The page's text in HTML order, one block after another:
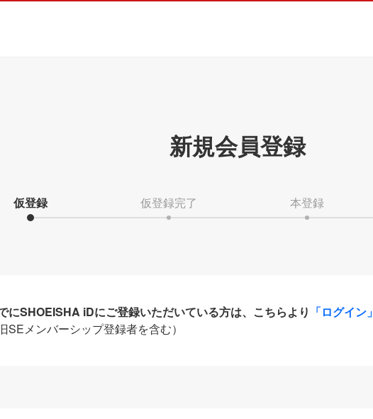
新規会員登録
仮登録 仮登録完了 本登録
にSHOEISHA iDにご登録いただいている方は、こちらより 「ログイン」
旧SEメンバーシップ登録者を含む）